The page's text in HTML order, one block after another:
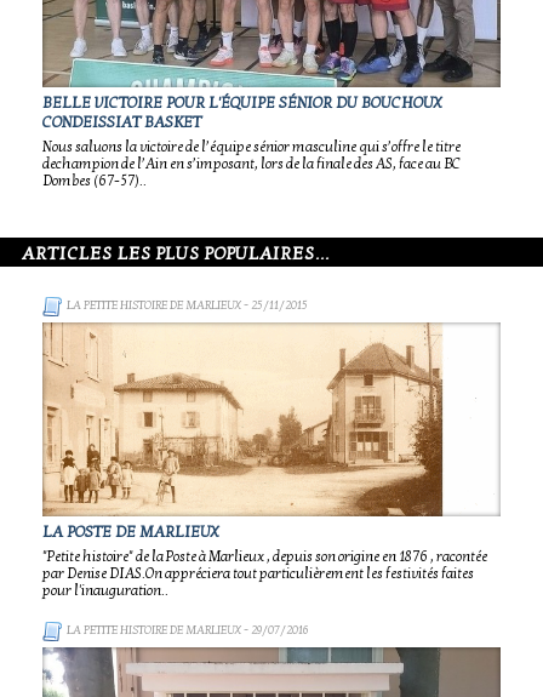
BELLE VICTOIRE POUR L'ÉQUIPE SÉNIOR DU BOUCHOUX
CONDEISSIAT BASKET
Nous saluons la victoire de l’équipe sénior masculine qui s’offre le titre
dechampion de l’Ain en s’imposant, lors de la finale des AS, face au BC
Dombes (67-57)..
ARTICLES LES PLUS POPULAIRES...
LA PETITE HISTOIRE DE MARLIEUX- 25/11/2015
LA POSTE DE MARLIEUX
"Petite histoire" de la Poste à Marlieux , depuis son origine en 1876 , racontée
par Denise DIAS.On appréciera tout particulièrement les festivités faites
pour l'inauguration..
LA PETITE HISTOIRE DE MARLIEUX- 29/07/2016